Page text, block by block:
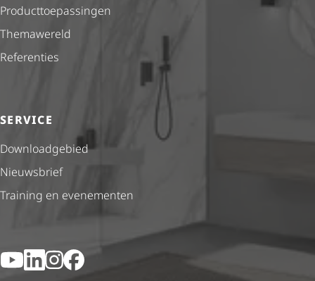
Product­toe­pas­singen
Themawereld
Referenties
SERVICE
Downloadgebied
Nieuwsbrief
Training en evenementen
YouTubeLinkedIn
Instagram
Facebook